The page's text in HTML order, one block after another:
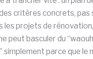
critères concrets, pas
les projets de
peut basculer du
simplement parce que le